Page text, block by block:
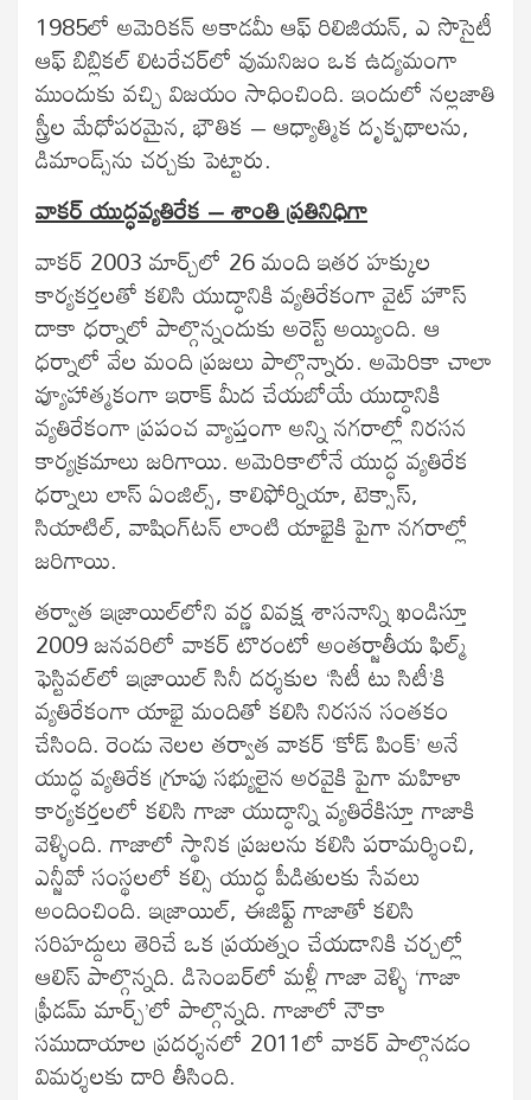
1985లో అమెరికన్‌ అకాడమీ ఆఫ్‌ రిలిజియన్‌, ఎ సొసైటీ
ఆఫ్‌ బిబ్లికల్‌ లిటరేచర్‌లో వుమనిజం ఒక ఉద్యమంగా
ముందుకు వచ్చి విజయం సాధించింది. ఇందులో నల్లజాతి
స్త్రీల మేధోపరమైన, భౌతిక – ఆధ్యాత్మిక దృక్పథాలను,
డిమాండ్స్‌ను చర్చకు పెట్టారు.
వాకర్‌ యుద్ధవ్యతిరేక – శాంతి ప్రతినిధిగా
వాకర్‌ 2003 మార్చ్‌లో 26 మంది ఇతర హక్కుల
కార్యకర్తలతో కలిసి యుద్ధానికి వ్యతిరేకంగా వైట్‌ హౌస్‌
దాకా ధర్నాలో పాల్గొన్నందుకు అరెస్ట్‌ అయ్యింది. ఆ
ధర్నాలో వేల మంది ప్రజలు పాల్గొన్నారు. అమెరికా చాలా
వ్యూహాత్మకంగా ఇరాక్‌ మీద చేయబోయే యుద్ధానికి
వ్యతిరేకంగా ప్రపంచ వ్యాప్తంగా అన్ని నగరాల్లో నిరసన
కార్యక్రమాలు జరిగాయి. అమెరికాలోనే యుద్ధ వ్యతిరేక
ధర్నాలు లాస్‌ ఏంజిల్స్‌, కాలిఫోర్నియా, టెక్సాస్‌,
సియాటిల్‌, వాషింగ్‌టన్‌ లాంటి యాభైకి పైగా నగరాల్లో
జరిగాయి.
తర్వాత ఇజ్రాయిల్‌లోని వర్ణ వివక్ష శాసనాన్ని ఖండిస్తూ
2009 జనవరిలో వాకర్‌ టొరంటో అంతర్జాతీయ ఫిల్మ్‌
ఫెస్టివల్‌లో ఇజ్రాయిల్‌ సినీ దర్శకుల ‘సిటీ టు సిటీ’కి
వ్యతిరేకంగా యాభై మందితో కలిసి నిరసన సంతకం
చేసింది. రెండు నెలల తర్వాత వాకర్‌ ‘కోడ్‌ పింక్‌’ అనే
యుద్ధ వ్యతిరేక గ్రూపు సభ్యులైన అరవైకి పైగా మహిళా
కార్యకర్తలలో కలిసి గాజా యుద్ధాన్ని వ్యతిరేకిస్తూ గాజాకి
వెళ్ళింది. గాజాలో స్థానిక ప్రజలను కలిసి పరామర్శించి,
ఎన్జీవో సంస్థలలో కల్సి యుద్ధ పీడితులకు సేవలు
అందించింది. ఇజ్రాయిల్‌, ఈజిఫ్ట్‌ గాజాతో కలిసి
సరిహద్దులు తెరిచే ఒక ప్రయత్నం చేయడానికి చర్చల్లో
ఆలిస్ పాల్గొన్నది. డిసెంబర్‌లో మళ్లీ గాజా వెళ్ళి ‘గాజా
ఫ్రీడమ్‌ మార్చ్‌’లో పాల్గొన్నది. గాజాలో నౌకా
సముదాయాల ప్రదర్శనలో 2011లో వాకర్‌ పాల్గొనడం
విమర్శలకు దారి తీసింది.